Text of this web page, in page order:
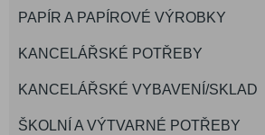
PAPÍR A PAPÍROVÉ VÝROBKY
KANCELÁŘSKÉ POTŘEBY
KANCELÁŘSKÉ VYBAVENÍ/SKLAD
ŠKOLNÍ A VÝTVARNÉ POTŘEBY